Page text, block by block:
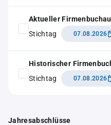
Aktueller
Stichtag
07.08.2026
Historischer
Stichtag
07.08.2026
Jahresabschlüsse